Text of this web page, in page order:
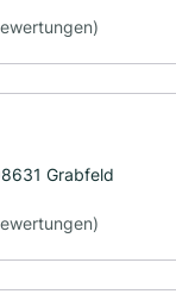
Grabfeld